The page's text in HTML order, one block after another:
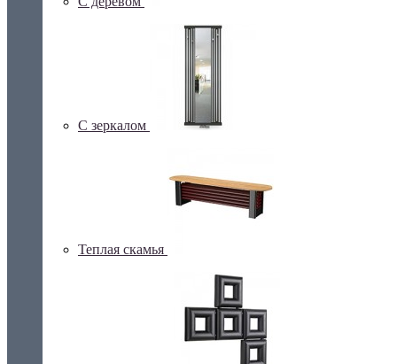
С зеркалом
Теплая скамья